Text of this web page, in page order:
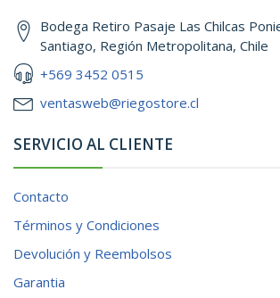
Bodega Retiro Pasaje Las Chilcas
Santiago, Región Metropolitana, Chile
+569 3452 0515
ventasweb@riegostore.cl
SERVICIO AL CLIENTE
Contacto
Términos y Condiciones
Devolución y Reembolsos
Garantia